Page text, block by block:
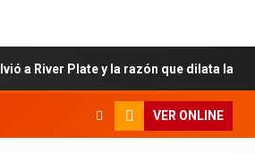
Plate y la razón que dilata la llegada a
VER ONLINE